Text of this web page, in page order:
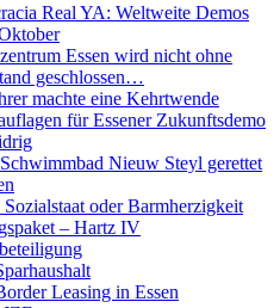
Real YA: Weltweite Demos
Essen wird nicht ohne
geschlossen…
machte eine Kehrtwende
für Essener Zukunftsdemo
Nieuw Steyl gerettet
oder Barmherzigkeit
– Hartz IV
Leasing in Essen